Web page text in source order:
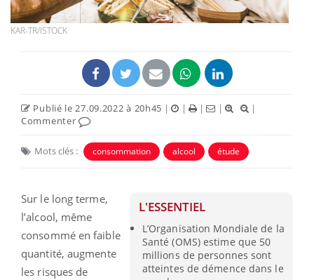
KAR-TR/ISTOCK
Publié le 27.09.2022 à 20h45 | | | |
|
Commenter
Mots clés : consommation alcool étude
L'ESSENTIEL
L’Organisation Mondiale de la
Santé (OMS) estime que 50
millions de personnes sont
atteintes de démence dans le
Sur le long terme,
l’alcool, même
consommé en faible
quantité, augmente
les risques de